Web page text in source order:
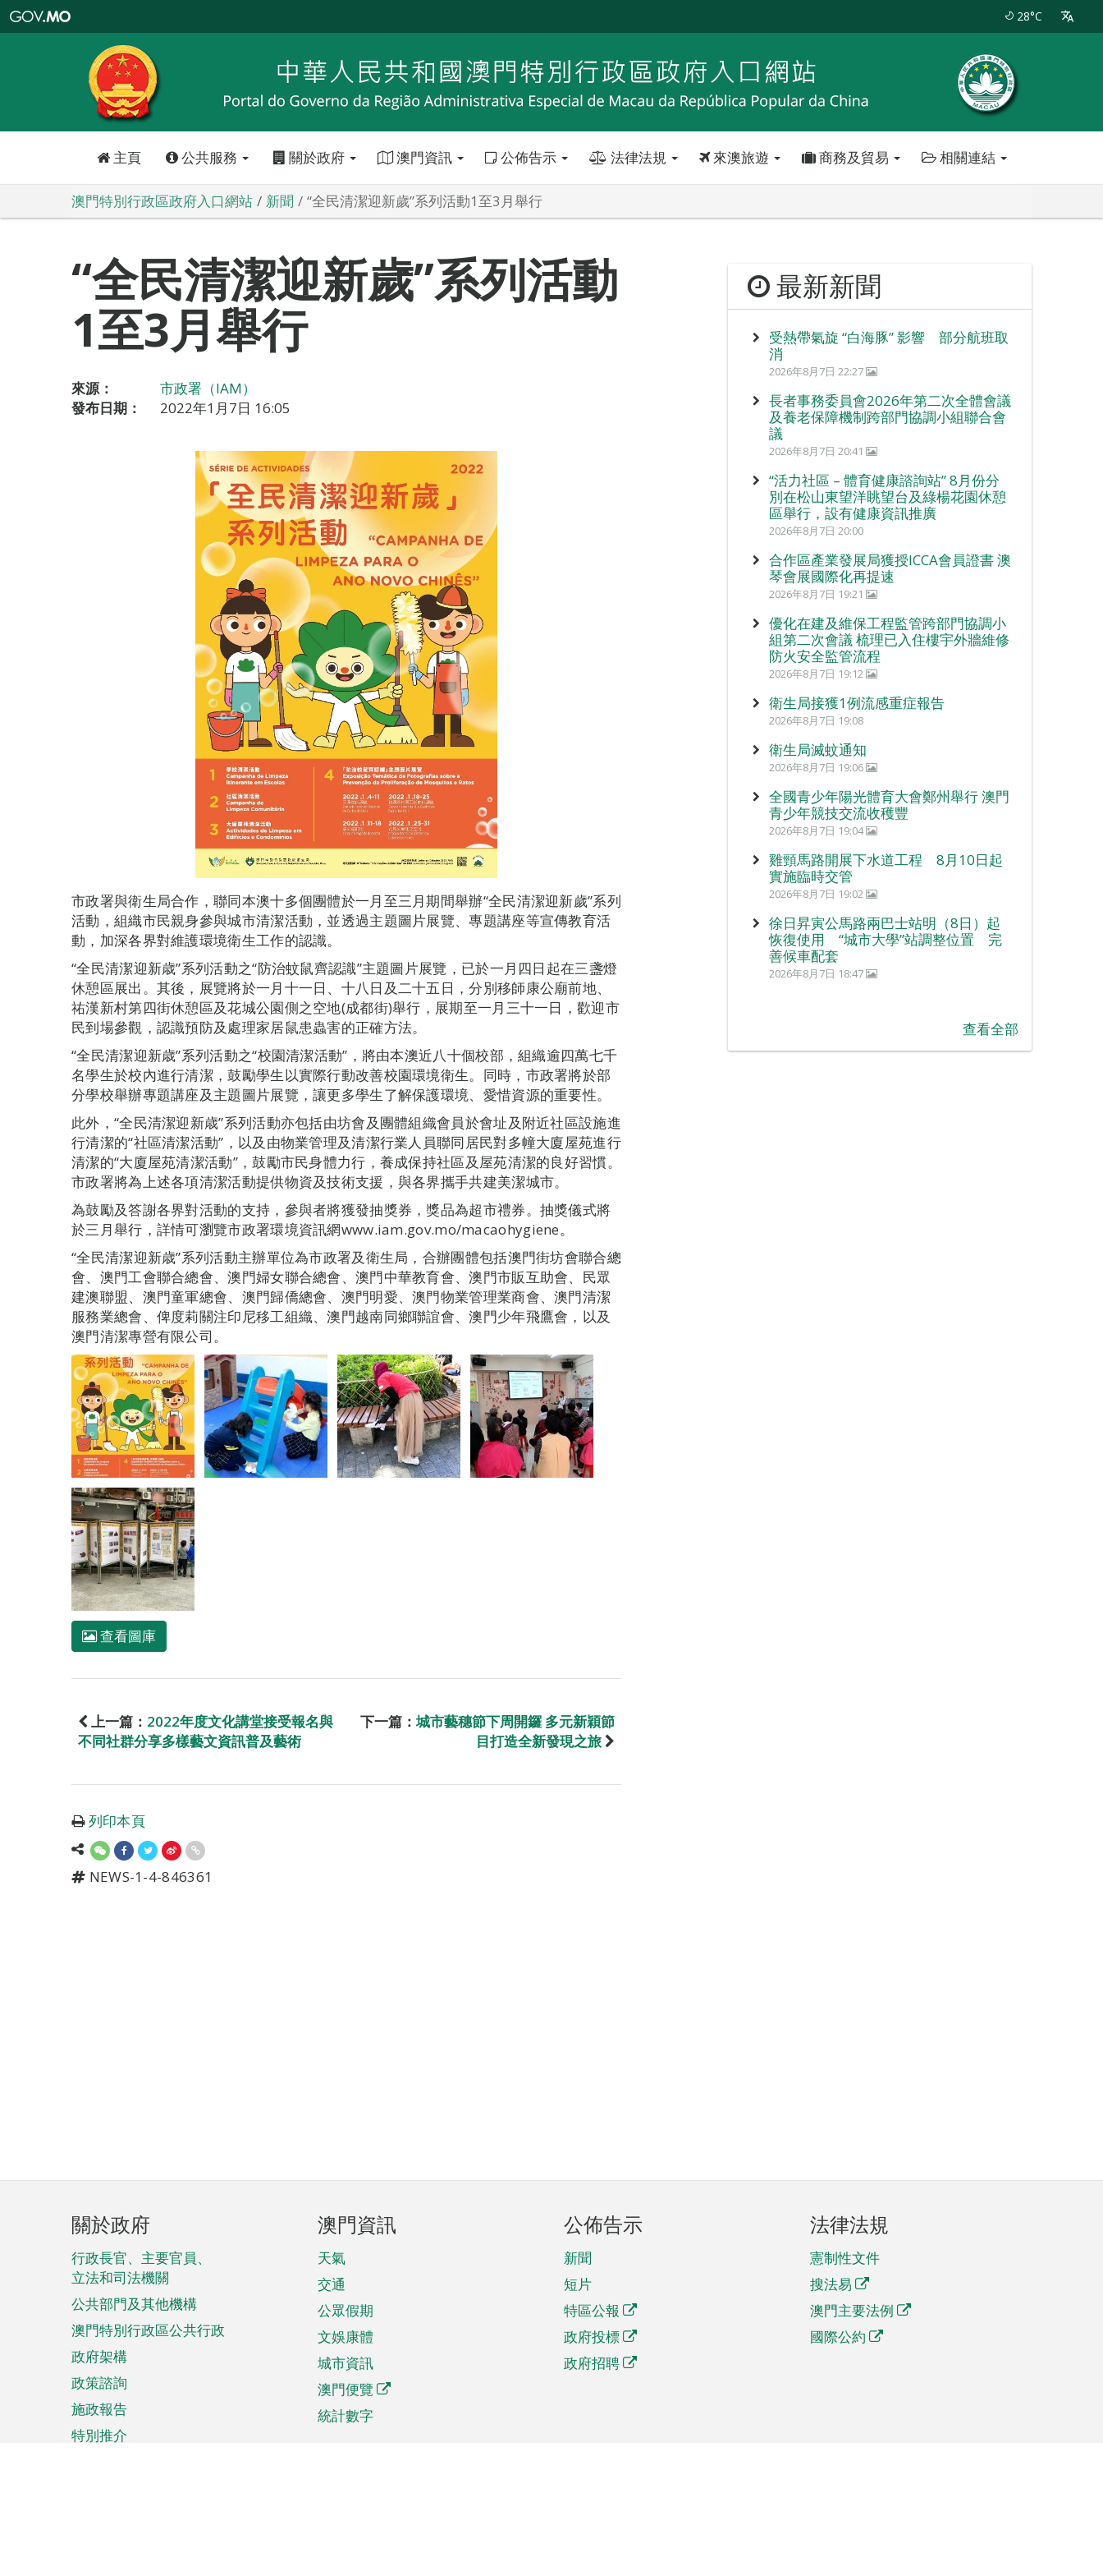
特
政
區
政
口
28°C
主頁 公共服務 關於政府 澳門資訊 公佈告示 法律法規 來澳旅遊 商務及貿易 相關連結
澳門特別行政區政府入口網站 新聞 “全民清潔迎新歲”系列活動1至3月舉行
“全民清潔迎新歲”系列活動
1至3月舉行
來源：
市政署（IAM）
發布日期：
2022年1月7日 16:05
市政署與衛生局合作，聯同本澳十多個團體於一月至三月期間舉辦“全民清潔迎新歲”系列
活動，組織市民親身參與城市清潔活動，並透過主題圖片展覽、專題講座等宣傳教育活
動，加深各界對維護環境衛生工作的認識。
“全民清潔迎新歳”系列活動之“防治蚊鼠齊認識”主題圖片展覽，已於一月四日起在三盞燈
休憩區展出。其後，展覽將於一月十一日、十八日及二十五日，分別移師康公廟前地、
祐漢新村第四街休憩區及花城公園側之空地(成都街)舉行，展期至一月三十一日，歡迎市
民到場參觀，認識預防及處理家居鼠患蟲害的正確方法。
“全民清潔迎新歳”系列活動之“校園清潔活動”，將由本澳近八十個校部，組織逾四萬七千
名學生於校內進行清潔，鼓勵學生以實際行動改善校園環境衛生。同時，市政署將於部
分學校舉辦專題講座及主題圖片展覽，讓更多學生了解保護環境、愛惜資源的重要性。
此外，“全民清潔迎新歳”系列活動亦包括由坊會及團體組織會員於會址及附近社區設施進
行清潔的“社區清潔活動”，以及由物業管理及清潔行業人員聯同居民對多幢大廈屋苑進行
清潔的“大廈屋苑清潔活動”，鼓勵市民身體力行，養成保持社區及屋苑清潔的良好習慣。
市政署將為上述各項清潔活動提供物資及技術支援，與各界攜手共建美潔城市。
為鼓勵及答謝各界對活動的支持，參與者將獲發抽獎券，獎品為超市禮券。抽獎儀式將
於三月舉行，詳情可瀏覽市政署環境資訊網www.iam.gov.mo/macaohygiene。
“全民清潔迎新歳”系列活動主辦單位為市政署及衛生局，合辦團體包括澳門街坊會聯合總
會、澳門工會聯合總會、澳門婦女聯合總會、澳門中華教育會、澳門市販互助會、民眾
建澳聯盟、澳門童軍總會、澳門歸僑總會、澳門明愛、澳門物業管理業商會、澳門清潔
服務業總會、俾度莉關注印尼移工組織、澳門越南同鄉聯誼會、澳門少年飛鷹會，以及
澳門清潔專營有限公司。
查看圖庫
上一篇： 2022年度文化講堂接受報名與
不同社群分享多樣藝文資訊普及藝術
下一篇： 城市藝穗節下周開鑼 多元新穎節
目打造全新發現之旅
列印本頁
NEWS-1-4-846361
最新新聞
受熱帶氣旋 “白海豚” 影響 部分航班取
消
2026年8月7日 22:27
長者事務委員會2026年第二次全體會議
及養老保障機制跨部門協調小組聯合會
議
2026年8月7日 20:41
“活力社區 – 體育健康諮詢站” 8月份分
別在松山東望洋眺望台及綠楊花園休憩
區舉行，設有健康資訊推廣
2026年8月7日 20:00
合作區產業發展局獲授ICCA會員證書 澳
琴會展國際化再提速
2026年8月7日 19:21
優化在建及維保工程監管跨部門協調小
組第二次會議 梳理已入住樓宇外牆維修
防火安全監管流程
2026年8月7日 19:12
衛生局接獲1例流感重症報告
2026年8月7日 19:08
衛生局滅蚊通知
2026年8月7日 19:06
全國青少年陽光體育大會鄭州舉行 澳門
青少年競技交流收穫豐
2026年8月7日 19:04
雞頸馬路開展下水道工程 8月10日起
實施臨時交管
2026年8月7日 19:02
徐日昇寅公馬路兩巴士站明（8日）起
恢復使用 “城市大學”站調整位置 完
善候車配套
2026年8月7日 18:47
查看全部
頁
腳
菜
單
關於政府
行政長官、主要官員、
立法和司法機關
公共部門及其他機構
澳門特別行政區公共行政
政府架構
政策諮詢
施政報告
特別推介
澳門資訊
天氣
交通
公眾假期
文娛康體
城市資訊
澳門便覽
統計數字
公佈告示
新聞
短片
特區公報
政府投標
政府招聘
法律法規
憲制性文件
搜法易
澳門主要法例
國際公約